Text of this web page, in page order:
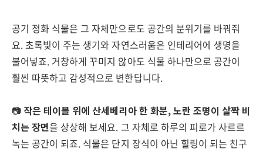
공기 정화 식물은 그 자체만으로도 공간의 분위기를 바꿔줘
요. 초록빛이 주는 생기와 자연스러움은 인테리어에 생명을
불어넣죠. 거창하게 꾸미지 않아도 식물 하나만으로 공간이
훨씬 따뜻하고 감성적으로 변한답니다.
📷 작은 테이블 위에 산세베리아 한 화분, 노란 조명이 살짝 비
치는 장면을 상상해 보세요. 그 자체로 하루의 피로가 사르르
녹는 공간이 되죠. 식물은 단지 장식이 아닌 힐링이 되는 친구